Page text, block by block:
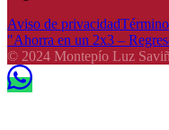
Aviso de privacidad
"Ahorra en un 2x3 –
© 2024 Montepío Luz